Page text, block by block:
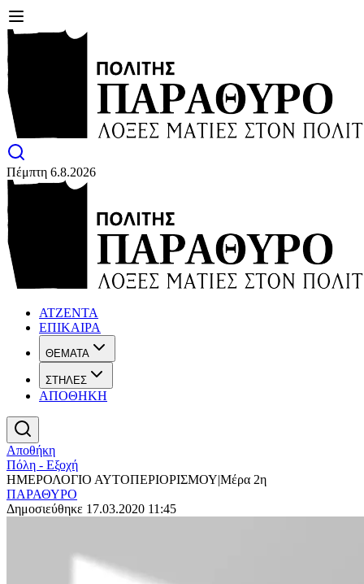
Πέμπτη 6.8.2026
ΑΤΖΕΝΤΑ
ΕΠΙΚΑΙΡΑ
ΘΕΜΑΤΑ
ΣΤΗΛΕΣ
ΑΠΟΘΗΚΗ
Αποθήκη
Πόλη - Εξοχή
ΗΜΕΡΟΛΟΓΙΟ ΑΥΤΟΠΕΡΙΟΡΙΣΜΟΥ|Μέρα 2η
ΠΑΡΑΘΥΡΟ
Δημοσιεύθηκε 17.03.2020 11:45